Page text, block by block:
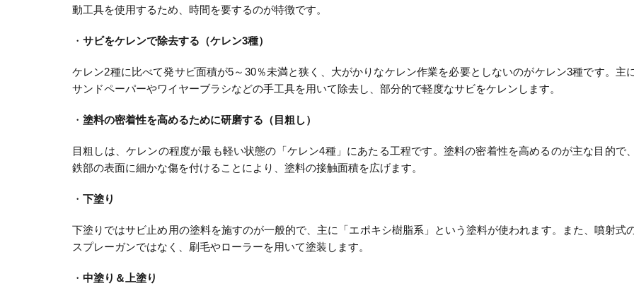
動工具を使用するため、時間を要するのが特徴です。
・ サビをケレンで除去する（ケレン3種）
ケレン2種に比べて発サビ面積が5～30％未満と狭く、大がかりなケレン作業を必要としないのがケレン3種です。主
サンドペーパーやワイヤーブラシなどの手工具を用いて除去し、部分的で軽度なサビをケレンします。
・ 塗料の密着性を高めるために研磨する（目粗し）
目粗しは、ケレンの程度が最も軽い状態の「ケレン4種」にあたる工程です。塗料の密着性を高めるのが主な目的で、
鉄部の表面に細かな傷を付けることにより、塗料の接触面積を広げます。
・ 下塗り
下塗りではサビ止め用の塗料を施すのが一般的で、主に「エポキシ樹脂系」という塗料が使われます。また、噴射式
スプレーガンではなく、刷毛やローラーを用いて塗装します。
・ 中塗り＆上塗り